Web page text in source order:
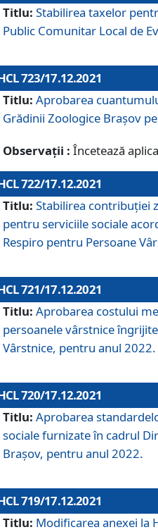
Titlu: Stabilirea taxelor
Public Comunitar Local de
723/17.12.2021
Titlu: Aprobarea
Grădinii Zoologice Braşov
Observații : Încetează
722/17.12.2021
Titlu: Stabilirea contribuţiei
pentru serviciile sociale
Respiro pentru Persoane
721/17.12.2021
Titlu: Aprobarea costului
persoanele vârstnice
Vârstnice, pentru anul 2022.
720/17.12.2021
Titlu: Aprobarea
sociale furnizate în cadrul
Brașov, pentru anul 2022.
719/17.12.2021
Titlu: Modificarea anexei la